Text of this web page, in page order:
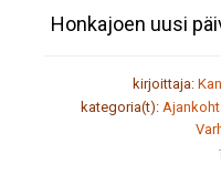
Honkajoen uusi
kirjoittaja:
kategoria(t):